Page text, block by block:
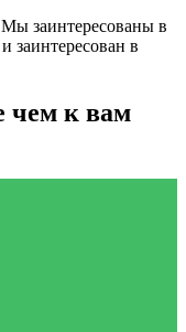
Мы заинтересованы в
заинтересован в
чем к вам